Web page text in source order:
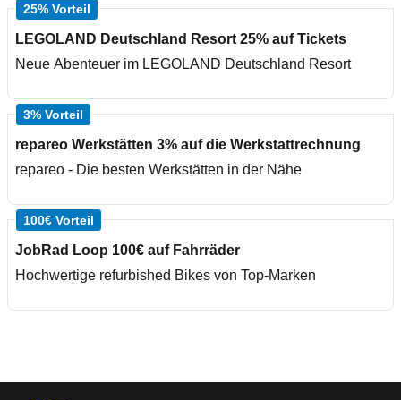
25% Vorteil
LEGOLAND Deutschland Resort 25% auf Tickets
Neue Abenteuer im LEGOLAND Deutschland Resort
3% Vorteil
repareo Werkstätten 3% auf die Werkstattrechnung
repareo - Die besten Werkstätten in der Nähe
100€ Vorteil
JobRad Loop 100€ auf Fahrräder
Hochwertige refurbished Bikes von Top-Marken